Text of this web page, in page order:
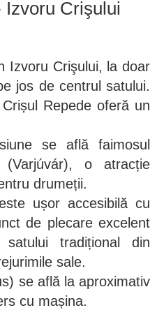
Izvoru Crişului
Izvoru Crişului, la doar
jos de centrul satului.
Repede oferă un
se află faimosul
o atracție
drumeții.
ușor accesibilă cu
de plecare excelent
satului tradițional din
sale.
se află la aproximativ
cu mașina.